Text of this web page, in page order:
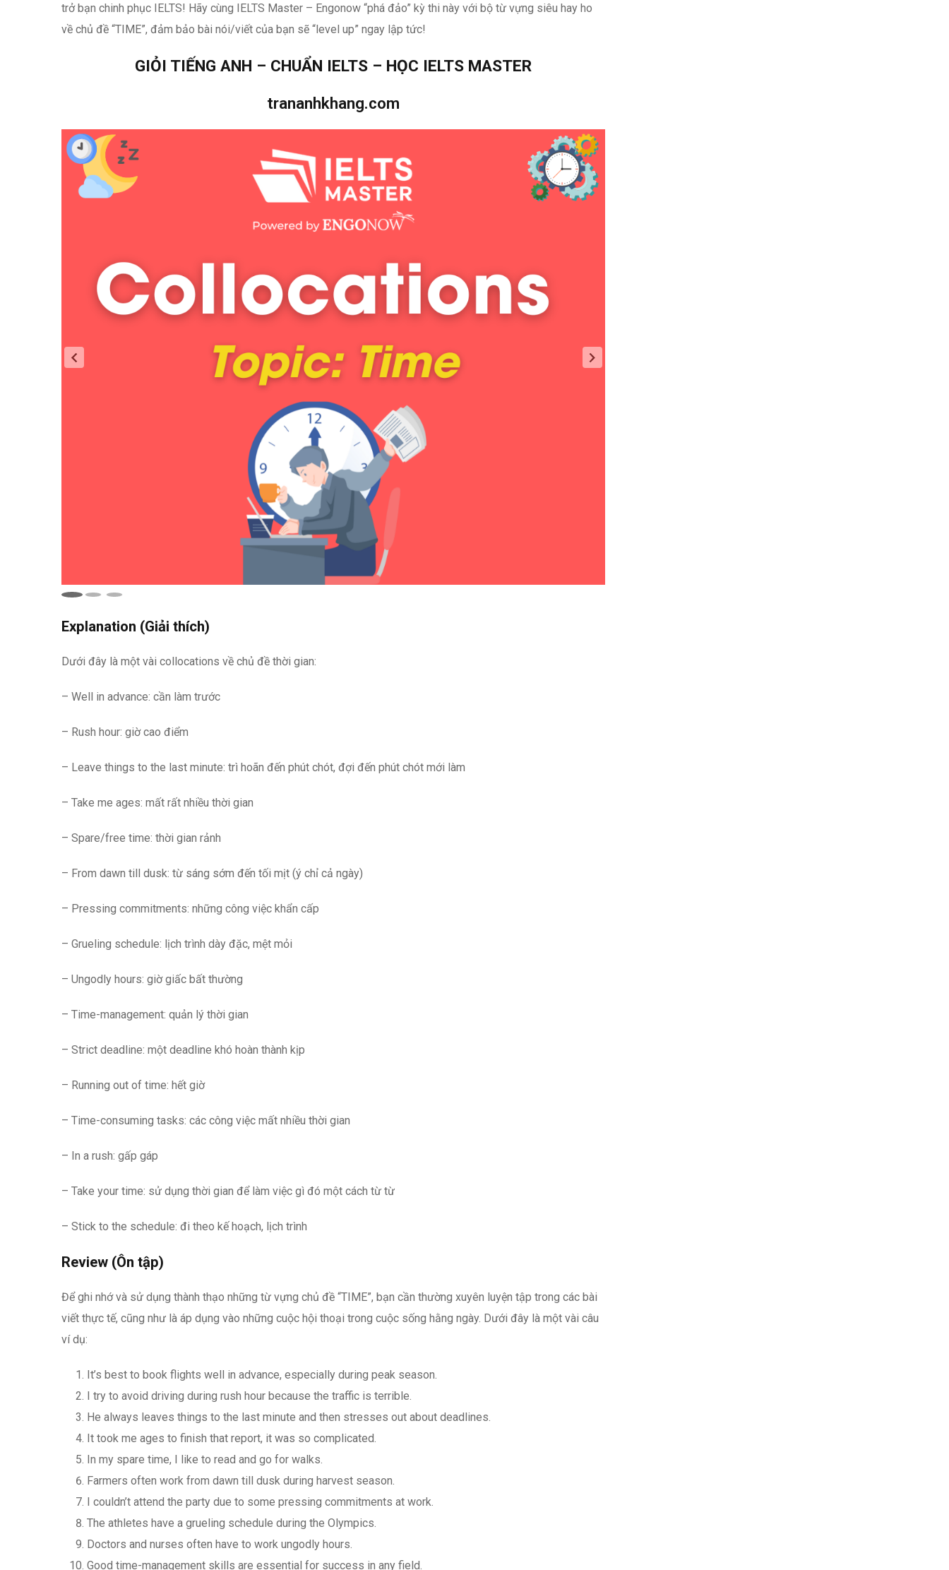
trở bạn chinh phục IELTS! Hãy cùng IELTS Master – Engonow “phá đảo” kỳ thi này với bộ từ vựng siêu hay ho
về chủ đề “TIME”, đảm bảo bài nói/viết của bạn sẽ “level up” ngay lập tức!
GIỎI TIẾNG ANH – CHUẨN IELTS – HỌC IELTS MASTER
trananhkhang.com
Explanation (Giải thích)
Dưới đây là một vài collocations về chủ đề thời gian:
– Well in advance: cần làm trước
– Rush hour: giờ cao điểm
– Leave things to the last minute: trì hoãn đến phút chót, đợi đến phút chót mới làm
– Take me ages: mất rất nhiều thời gian
– Spare/free time: thời gian rảnh
– From dawn till dusk: từ sáng sớm đến tối mịt (ý chỉ cả ngày)
– Pressing commitments: những công việc khẩn cấp
– Grueling schedule: lịch trình dày đặc, mệt mỏi
– Ungodly hours: giờ giấc bất thường
– Time-management: quản lý thời gian
– Strict deadline: một deadline khó hoàn thành kịp
– Running out of time: hết giờ
– Time-consuming tasks: các công việc mất nhiều thời gian
– In a rush: gấp gáp
– Take your time: sử dụng thời gian để làm việc gì đó một cách từ từ
– Stick to the schedule: đi theo kế hoạch, lịch trình
Review (Ôn tập)
Để ghi nhớ và sử dụng thành thạo những từ vựng chủ đề “TIME”, bạn cần thường xuyên luyện tập trong các bài
viết thực tế, cũng như là áp dụng vào những cuộc hội thoại trong cuộc sống hằng ngày. Dưới đây là một vài câu
ví dụ:
It’s best to book flights well in advance, especially during peak season.
I try to avoid driving during rush hour because the traffic is terrible.
He always leaves things to the last minute and then stresses out about deadlines.
It took me ages to finish that report, it was so complicated.
In my spare time, I like to read and go for walks.
Farmers often work from dawn till dusk during harvest season.
I couldn’t attend the party due to some pressing commitments at work.
The athletes have a grueling schedule during the Olympics.
Doctors and nurses often have to work ungodly hours.
Good time-management skills are essential for success in any field.